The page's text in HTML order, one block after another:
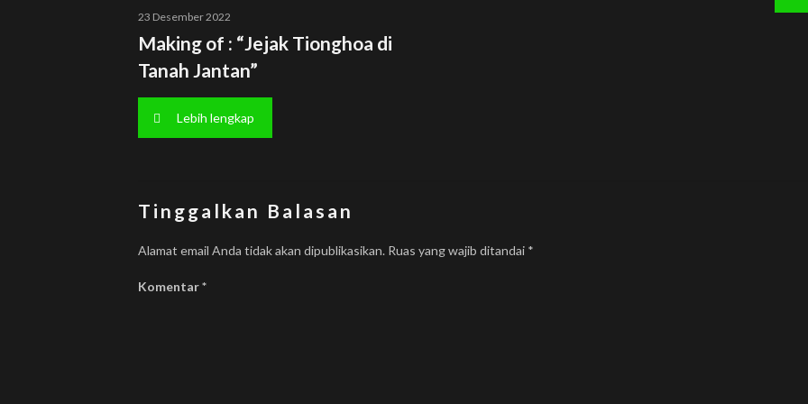
23 Desember 2022
Making of : “Jejak Tionghoa di
Tanah Jantan”
Lebih lengkap
Tinggalkan Balasan
Alamat email Anda tidak akan dipublikasikan. Ruas yang wajib ditandai *
Komentar*